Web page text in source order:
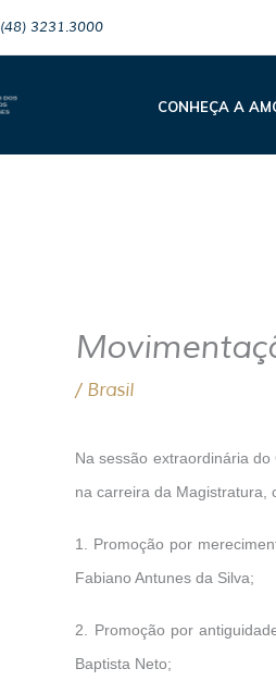
(48) 3231.3000
CONHEÇA A
/ Brasil
Na sessão extraordinária
na carreira da Magistratura,
1. Promoção por
Fabiano Antunes da Silva;
2. Promoção por
Baptista Neto;